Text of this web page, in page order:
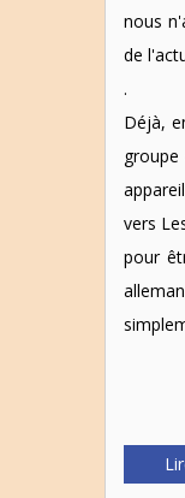
nous
de
.
Déjà,
vers
pour